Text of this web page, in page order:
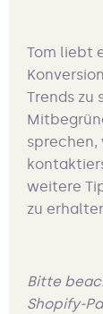
Tom liebt
Trends zu
sprechen,
weitere
zu
Bitte
Shopify-